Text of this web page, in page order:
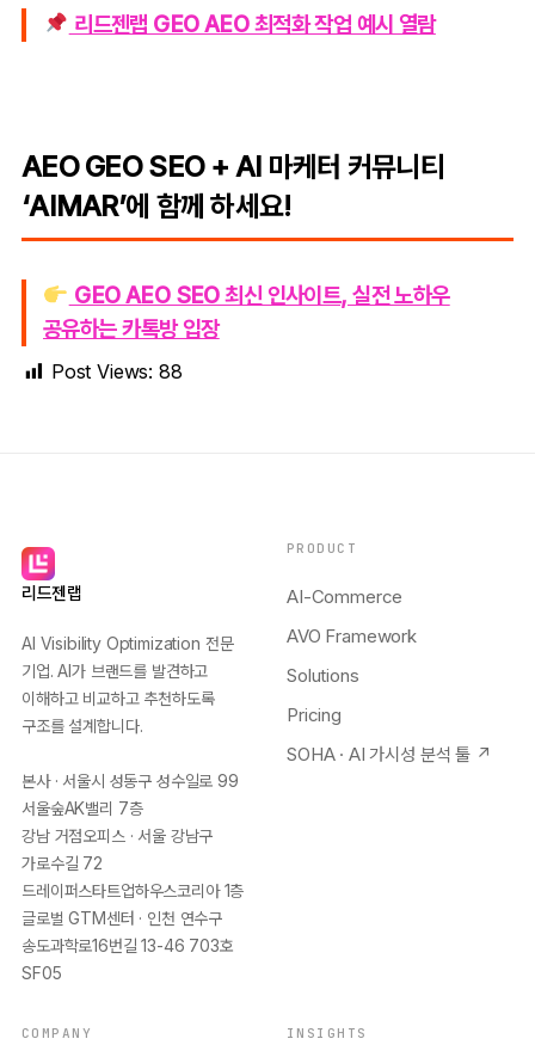
리드젠랩 GEO AEO 최적화 작업 예시 열람
AEO GEO SEO + AI 마케터 커뮤니티
‘AIMAR’에 함께 하세요!
GEO AEO SEO 최신 인사이트, 실전 노하우
공유하는 카톡방 입장
Post Views: 88
리드젠랩
AI Visibility Optimization 전문
기업. AI가 브랜드를 발견하고
이해하고 비교하고 추천하도록
구조를 설계합니다.
본사 · 서울시 성동구 성수일로 99
서울숲AK밸리 7층
강남 거점오피스 · 서울 강남구
가로수길 72
드레이퍼스타트업하우스코리아 1층
글로벌 GTM센터 · 인천 연수구
송도과학로16번길 13-46 703호
SF05
PRODUCT
AI-Commerce
AVO Framework
Solutions
Pricing
SOHA · AI 가시성 분석 툴 ↗
COMPANY INSIGHTS